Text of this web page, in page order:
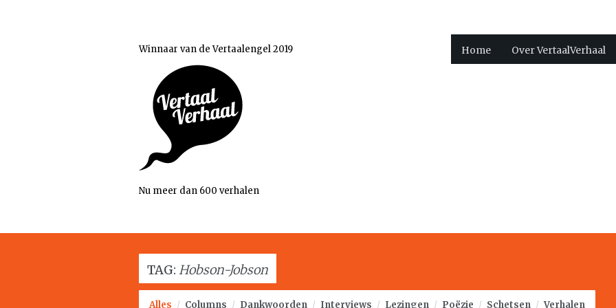
Winnaar van de Vertaalengel 2019
Nu meer dan 600 verhalen
Home Over VertaalVerhaal
TAG: Hobson-Jobson
Alles / Columns / Dankwoorden / Interviews / Lezingen / Poëzie / Schetsen / Verhalen